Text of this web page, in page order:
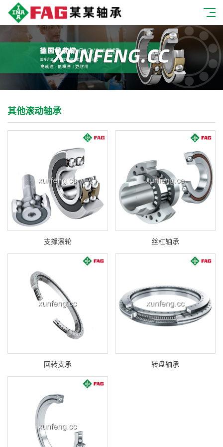
其他滚动轴承
支撑滚轮 丝杠轴承
回转支承 转盘轴承